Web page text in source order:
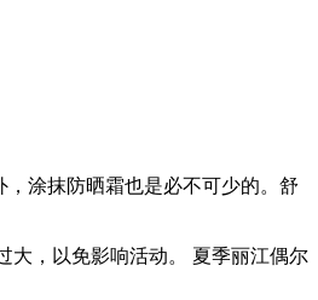
涂抹防晒霜也是必不可少的。舒
大，以免影响活动。 夏季丽江偶尔